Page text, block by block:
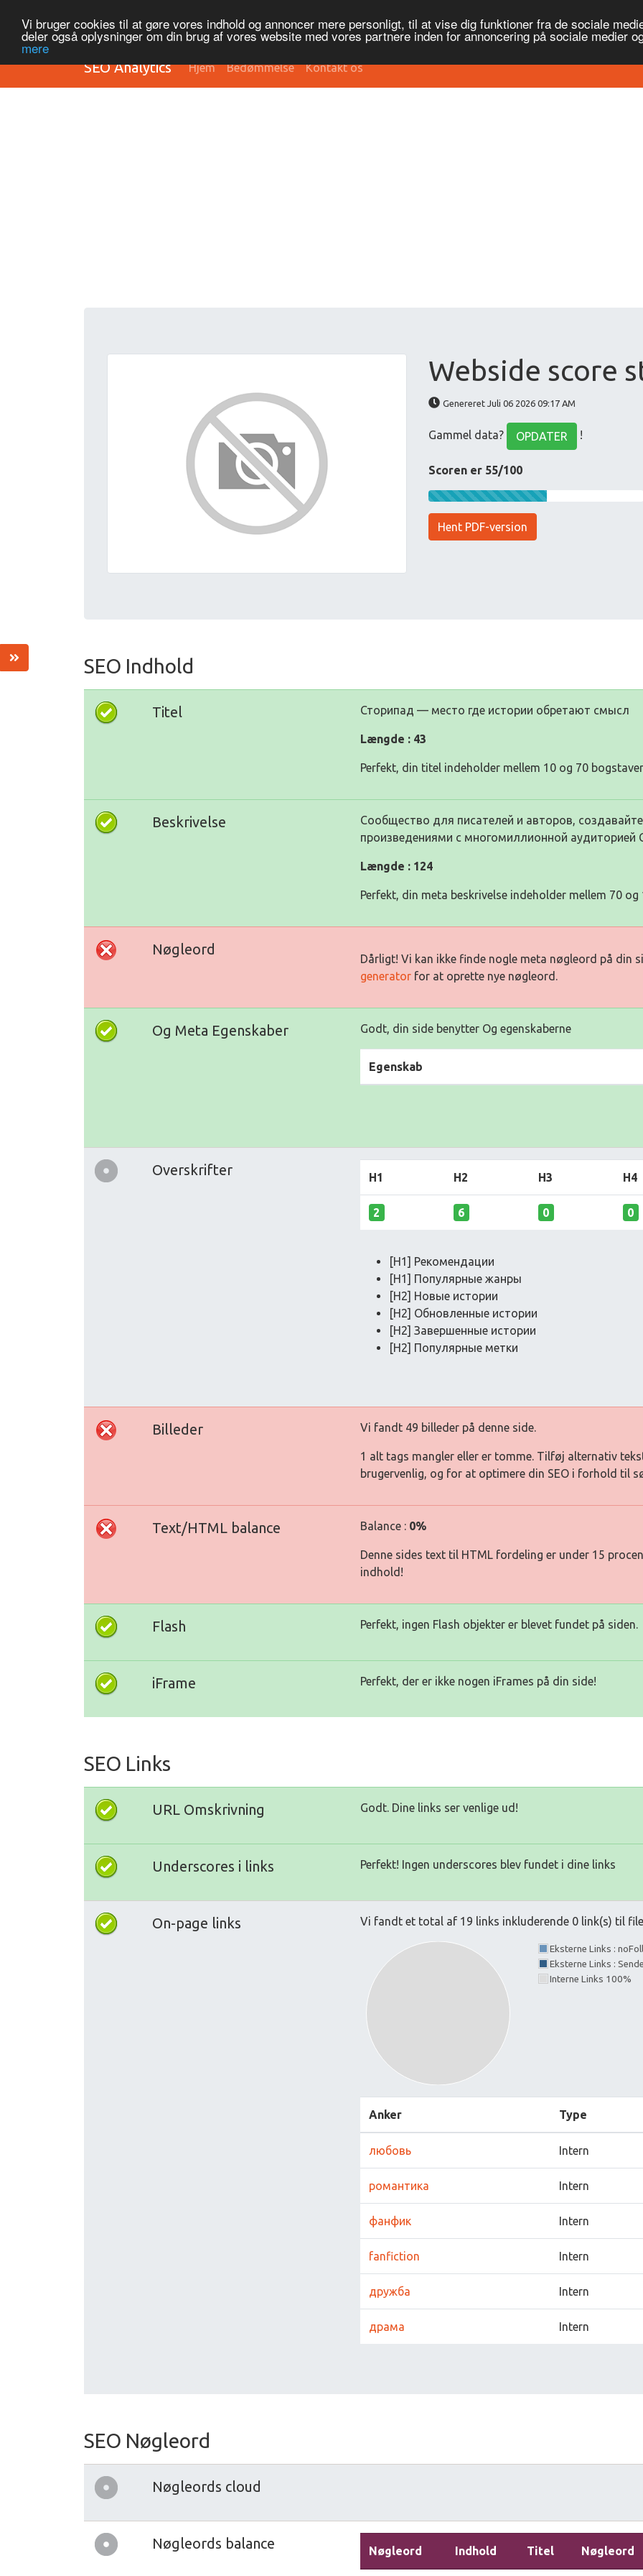
Vi bruger cookies til at gøre vores indhold og annoncer mere personligt, til at vise dig funktioner fra de sociale
deler også oplysninger om din brug af vores website med vores partnere inden for annoncering på sociale medier
mere
SEO Analytics Hjem Bedømmelse Kontakt os
Webside score
Genereret Juli 06 2026 09:17 AM
Gammel data? OPDATER !
Scoren er 55/100
Hent PDF-version
SEO Indhold
Titel Сторипад — место где истории обретают смысл
Længde : 43
Perfekt, din titel indeholder mellem 10 og 70
Beskrivelse
Сообщество для писателей и авторов,
произведениями с многомиллионной аудиторией
Længde : 124
Perfekt, din meta beskrivelse indeholder mellem 70 og
Nøgleord
Dårligt! Vi kan ikke finde nogle meta nøgleord på din
generator for at oprette nye nøgleord.
Og Meta Egenskaber Godt, din side benytter Og egenskaberne
Egenskab
Overskrifter H1 H2 H3 H4
2 6 0 0
[H1] Рекомендации
[H1] Популярные жанры
[H2] Новые истории
[H2] Обновленные истории
[H2] Завершенные истории
[H2] Популярные метки
Billeder Vi fandt 49 billeder på denne side.
1 alt tags mangler eller er tomme. Tilføj alternativ
brugervenlig, og for at optimere din SEO i forhold til
Text/HTML balance Balance : 0%
Denne sides text til HTML fordeling er under 15
indhold!
Flash Perfekt, ingen Flash objekter er blevet fundet på siden.
iFrame Perfekt, der er ikke nogen iFrames på din side!
SEO Links
URL Omskrivning Godt. Dine links ser venlige ud!
Underscores i links Perfekt! Ingen underscores blev fundet i dine links
On-page links Vi fandt et total af 19 links inkluderende 0 link(s) til
Eksterne Links :
Eksterne Links :
Interne Links 100%
Anker Type
любовь Intern
романтика Intern
фанфик Intern
fanfiction Intern
дружба Intern
драма Intern
SEO Nøgleord
Nøgleords cloud
Nøgleords balance Nøgleord Indhold Titel Nøgleord